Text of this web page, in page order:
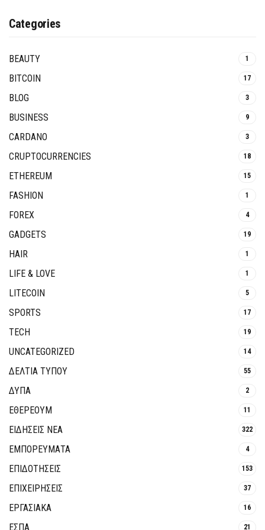
Categories
BEAUTY 1
BITCOIN 17
BLOG 3
BUSINESS 9
CARDANO 3
CRUPTOCURRENCIES 18
ETHEREUM 15
FASHION 1
FOREX 4
GADGETS 19
HAIR 1
LIFE & LOVE 1
LITECOIN 5
SPORTS 17
TECH 19
UNCATEGORIZED 14
ΔΕΛΤΙΑ ΤΥΠΟΥ 55
ΔΥΠΑ 2
ΕΘΈΡΕΟΥΜ 11
ΕΙΔΗΣΕΙΣ ΝΕΑ 322
ΕΜΠΟΡΕΥΜΑΤΑ 4
ΕΠΙΔΟΤΗΣΕΙΣ 153
ΕΠΙΧΕΙΡΗΣΕΙΣ 37
ΕΡΓΑΣΙΑΚΑ 16
ΕΣΠΑ 21